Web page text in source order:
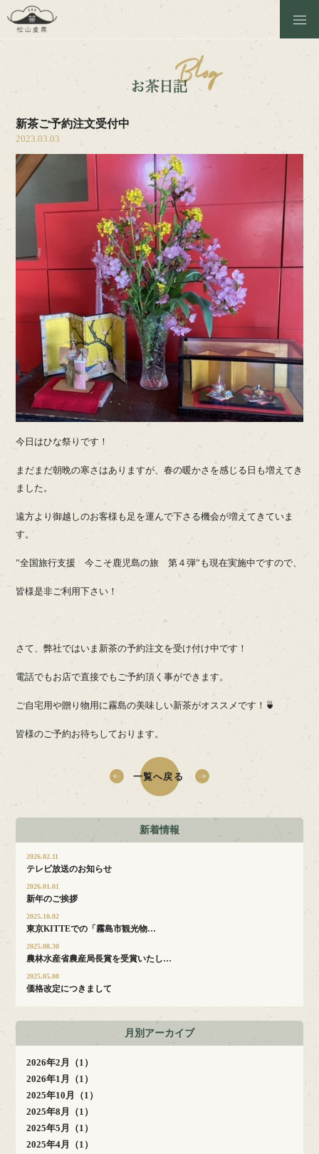
松山産業のこと
商品一覧
茶工場の見学
ほうじ焙煎体験
お問い合わせ
Instagram
Online Shop
新茶ご予約注文受付中
2023.03.03
今日はひな祭りです！
まだまだ朝晩の寒さはありますが、春の暖かさを感じる日も増えてき
ました。
遠方より御越しのお客様も足を運んで下さる機会が増えてきていま
す。
”全国旅行支援 今こそ鹿児島の旅 第４弾”も現在実施中ですので、
皆様是非ご利用下さい！
さて、弊社ではいま新茶の予約注文を受け付け中です！
電話でもお店で直接でもご予約頂く事ができます。
ご自宅用や贈り物用に霧島の美味しい新茶がオススメです！🍵
皆様のご予約お待ちしております。
一覧へ戻る
新着情報
2026.02.11
テレビ放送のお知らせ
2026.01.01
新年のご挨拶
2025.10.02
東京KITTEでの「霧島市観光物…
2025.08.30
農林水産省農産局長賞を受賞いたし…
2025.05.08
価格改定につきまして
月別アーカイブ
2026年2月（1）
2026年1月（1）
2025年10月（1）
2025年8月（1）
2025年5月（1）
2025年4月（1）